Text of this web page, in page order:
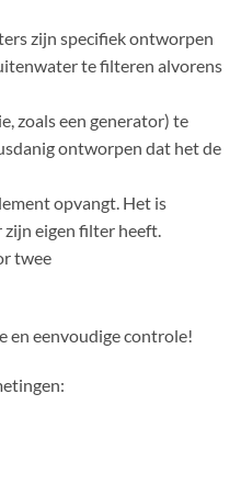
zijn specifiek ontworpen
te filteren alvorens
zoals een generator) te
ontworpen dat het de
opvangt. Het is
eigen filter heeft.
twee
en eenvoudige controle!